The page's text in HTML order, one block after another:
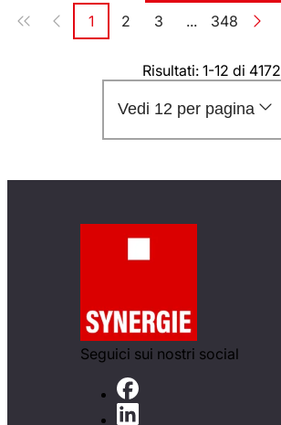
Paginazione
Pagina
1 Pagina
2 Pagina
3 ... Pagina
348
Risultati: 1-12 di 4172
Vedi 12 per pagina
Seguici sui nostri social